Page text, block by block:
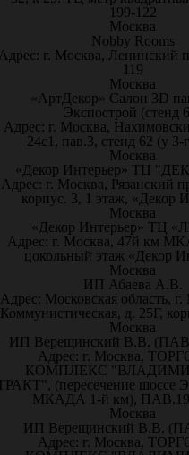
199-122
Москва
Nobby Rooms
г. Москва, Ленинский
119
Москва
«АртДекор» Салон 3D
Экспострой (стенд
Адрес: г. Москва,
24с1, пав.3, стенд 62 (у 3-
Москва
«Декор Интерьер» ТЦ
Адрес: г. Москва, Рязанский
корпус. 3, 1 этаж, «Декор
Москва
«Декор Интерьер» ТЦ
Адрес: г. Москва, 47й км
цокольный этаж «Декор
Москва
ИП Абаева А.В.
Адрес: Московская область,
Коммунистическая, д. 25Г,
Москва
ИП Верещинский В.В.
Адрес: г. Москва,
КОМПЛЕКС
(пересечение шоссе
МКАДА 1-й км),
Москва
ИП Верещинский В.В.
Адрес: г. Москва,